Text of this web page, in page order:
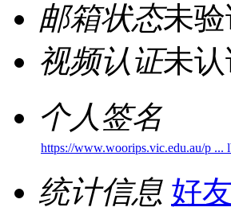
邮箱状态未
视频认证未
个人签名
https://www.woorips.vic.edu.au/p ...
统计信息 好